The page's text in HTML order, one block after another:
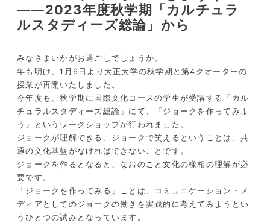
――2023年度秋学期「カルチュラ
ルスタディーズ総論」から
みなさまいかがお過ごしでしょうか。
年も明け、1月6日より大正大学の秋学期と第4クオーターの
授業が再開いたしました。
今年度も、秋学期に国際文化コースの学生が受講する「カル
チュラルスタディーズ総論」にて、「ジョークを作ってみよ
う」というワークショップが行われました。
ジョークが理解できる、ジョークで笑えるということは、共
通の文化基盤がなければできないことです。
ジョークを作るとなると、なおのこと文化の様相の理解が必
要です。
「ジョークを作ってみる」ことは、コミュニケーション・メ
ディアとしてのジョークの働きを実践的に考えてみようとい
うひとつの試みとなっています。